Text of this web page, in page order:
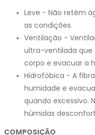
Leve - Não retém
as condições.
Ventilação -
ultra-ventilada que
corpo e evacuar a
Hidrofóbica - A
humidade e
quando excessivo.
húmidas
COMPOSIÇÃO